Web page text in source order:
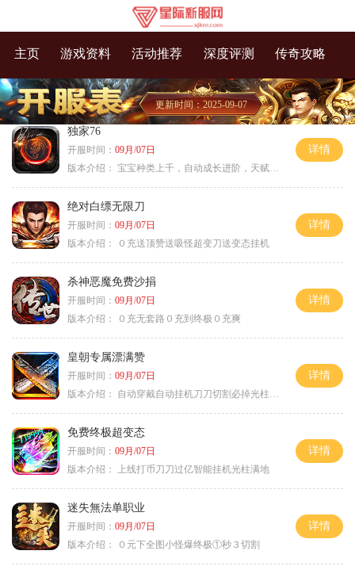
主页 游戏资料 活动推荐 深度评测 传奇攻略
更新时间：2025-09-07
独家76
开服时间： 09月/07日
版本介绍： 宝宝种类上千，自动成长进阶，天赋培养
详情
绝对白缥无限刀
开服时间： 09月/07日
版本介绍：
０充送顶赞送吸怪超变刀送变态挂机
详情
杀神恶魔免费沙捐
开服时间： 09月/07日
版本介绍：
０充无套路０充到终极０充爽
详情
皇朝专属漂满赞
开服时间： 09月/07日
版本介绍：
自动穿戴自动挂机刀刀切割必掉光柱自动
详情
免费终极超变态
开服时间： 09月/07日
版本介绍：
上线打币刀刀过亿智能挂机光柱满地
详情
迷失無法单职业
开服时间： 09月/07日
版本介绍：
０元下全图小怪爆终极①秒３切割
详情